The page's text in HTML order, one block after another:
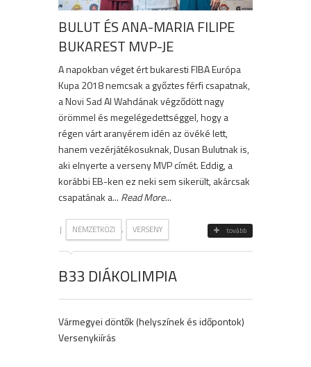
BULUT ÉS ANA-MARIA FILIPE
BUKAREST MVP-JE
A napokban véget ért bukaresti FIBA Európa
Kupa 2018 nemcsak a győztes férfi csapatnak,
a Novi Sad Al Wahdának végződött nagy
örömmel és megelégedettséggel, hogy a
régen várt aranyérem idén az övéké lett,
hanem vezérjátékosuknak, Dusan Bulutnak is,
aki elnyerte a verseny MVP címét. Eddig, a
korábbi EB-ken ez neki sem sikerült, akárcsak
csapatának a... Read More...
| NEMZETKÖZI , VERSENY tovább
B33 DIÁKOLIMPIA
Vármegyei döntők (helyszínek és időpontok)
Versenykiírás